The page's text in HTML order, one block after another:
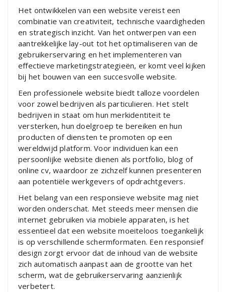
Het ontwikkelen van een website vereist een
combinatie van creativiteit, technische vaardigheden
en strategisch inzicht. Van het ontwerpen van een
aantrekkelijke lay-out tot het optimaliseren van de
gebruikerservaring en het implementeren van
effectieve marketingstrategieën, er komt veel kijken
bij het bouwen van een succesvolle website.
Een professionele website biedt talloze voordelen
voor zowel bedrijven als particulieren. Het stelt
bedrijven in staat om hun merkidentiteit te
versterken, hun doelgroep te bereiken en hun
producten of diensten te promoten op een
wereldwijd platform. Voor individuen kan een
persoonlijke website dienen als portfolio, blog of
online cv, waardoor ze zichzelf kunnen presenteren
aan potentiële werkgevers of opdrachtgevers.
Het belang van een responsieve website mag niet
worden onderschat. Met steeds meer mensen die
internet gebruiken via mobiele apparaten, is het
essentieel dat een website moeiteloos toegankelijk
is op verschillende schermformaten. Een responsief
design zorgt ervoor dat de inhoud van de website
zich automatisch aanpast aan de grootte van het
scherm, wat de gebruikerservaring aanzienlijk
verbetert.